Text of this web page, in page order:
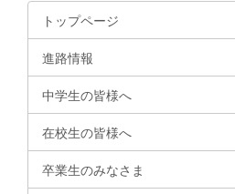
トップページ
進路情報
中学生の皆様へ
在校生の皆様へ
卒業生のみなさま